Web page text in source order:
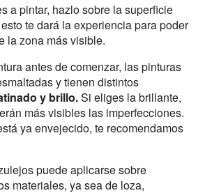
a pintar, hazlo sobre la superficie
te dará la experiencia para poder
la zona más visible.
antes de comenzar, las pinturas
y tienen distintos
y brillo.Si eliges la brillante,
más visibles las imperfecciones.
ya envejecido, te recomendamos
puede aplicarse sobre
materiales, ya sea de loza,